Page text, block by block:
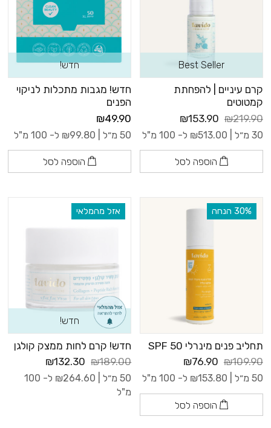
Best Seller
קרם עיניים | להפחתת
קמטוטים
₪219.90
₪153.90
30 מ״ל | ₪513.00 ל- 100 מ"ל
הוספה לסל
חדש!
חדש! מגבות מתכלות לניקוי
הפנים
₪49.90
50 מ״ל | ₪99.80 ל- 100 מ"ל
הוספה לסל
‫30% הנחה
תחליב פנים מינרלי SPF 50
₪109.90
₪76.90
50 מ״ל | ₪153.80 ל- 100 מ"ל
הוספה לסל
אזל מהמלאי
חדש!
חדש! קרם לחות ממצק קולגן
₪189.00
₪132.30
50 מ״ל | ₪264.60
ל- 100
מ"ל